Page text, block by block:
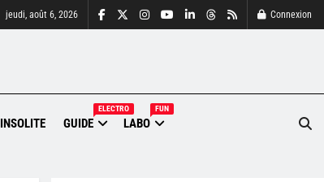
jeudi, août 6, 2026 Connexion
INSOLITE GUIDE
ELECTRO
LABO
FUN